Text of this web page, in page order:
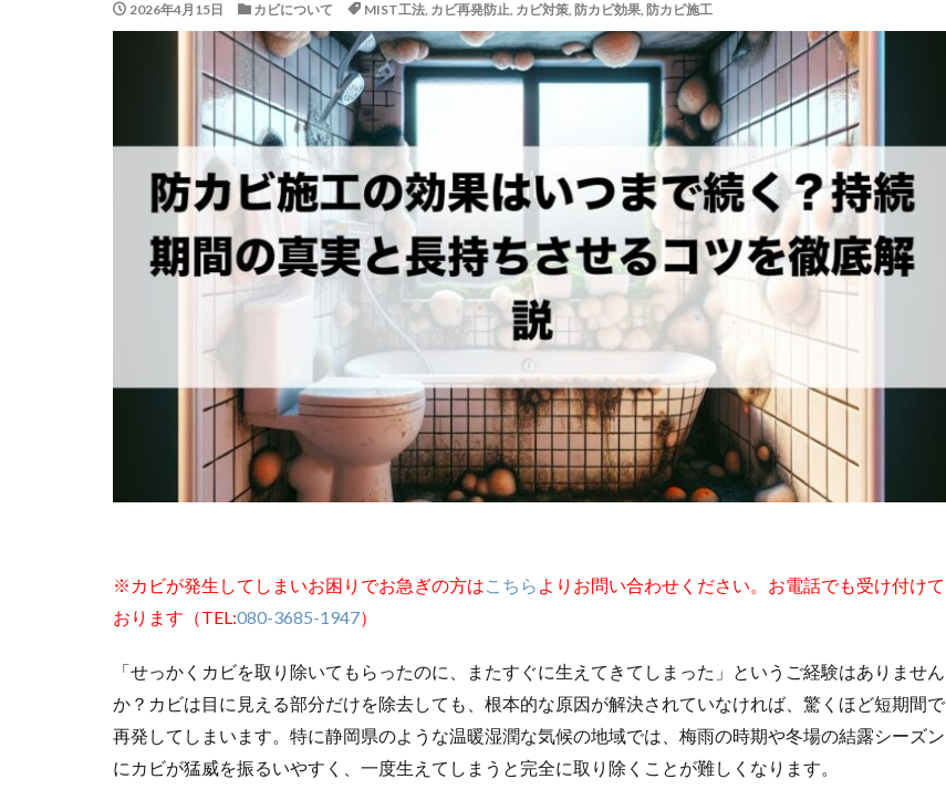
2026年4月15日 カビについて MIST工法, カビ再発防止, カビ対策, 防カビ効果, 防カビ施工
※カビが発生してしまいお困りでお急ぎの方はこちら よりお問い合わせください。お電話でも受け付けて
おります（TEL:080-3685-1947）
「せっかくカビを取り除いてもらったのに、またすぐに生えてきてしまった」というご経験はありません
か？カビは目に見える部分だけを除去しても、根本的な原因が解決されていなければ、驚くほど短期間で
再発してしまいます。特に静岡県のような温暖湿潤な気候の地域では、梅雨の時期や冬場の結露シーズン
にカビが猛威を振るいやすく、一度生えてしまうと完全に取り除くことが難しくなります。